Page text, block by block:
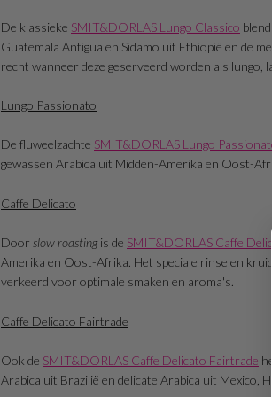
De klassieke SMIT&DORLAS Lungo Classico
Guatemala Antigua en Sidamo uit Ethiopië en de
recht wanneer deze geserveerd worden als
Lungo Passionato
De fluweelzachte SMIT&DORLAS Lungo
gewassen Arabica uit Midden-Amerika en Oost-
Caffe Delicato
Door slow roastingis de SMIT&DORLAS Caffe
Amerika en Oost-Afrika. Het speciale rinse en
verkeerd voor optimale smaken en aroma's.
Caffe Delicato Fairtrade
Ook de SMIT&DORLAS Caffe Delicato Fairtrade
Arabica uit Brazilië en delicate Arabica uit Mexico,